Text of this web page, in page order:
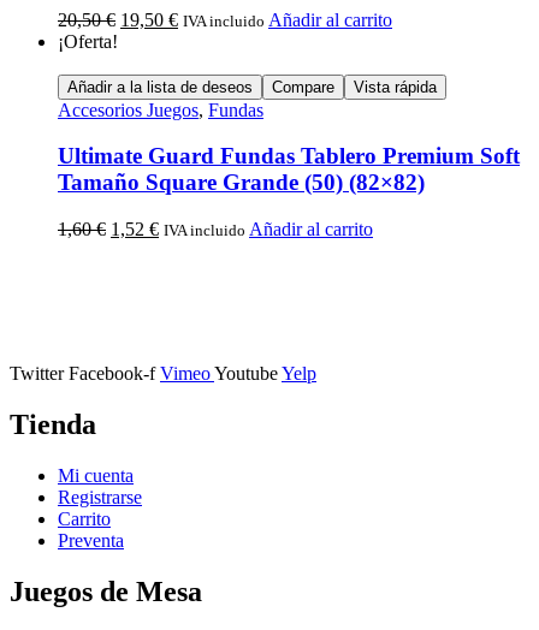
20,50€ 19,50 € IVA incluido Añadir al carrito
¡Oferta!
Añadir a la lista de deseos Compare Vista rápida
Accesorios Juegos, Fundas
Ultimate Guard Fundas Tablero Premium Soft
Tamaño Square Grande (50) (82×82)
1,60€ 1,52 € IVA incluido Añadir al carrito
Twitter Facebook-f VimeoYoutubeYelp
Tienda
Mi cuenta
Registrarse
Carrito
Preventa
Juegos de Mesa